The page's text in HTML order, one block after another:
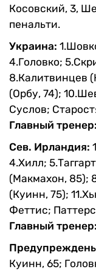
Косовский, 3,
пенальти.
Украина:
4.Головко;
8.Калитвинцев
(Орбу, 74);
Суслов;
Главный тренер:
Сев. Ирландия:
4.Хилл;
(Макмахон, 85);
(Куинн, 75);
Феттис;
Главный тренер:
Куинн, 65;